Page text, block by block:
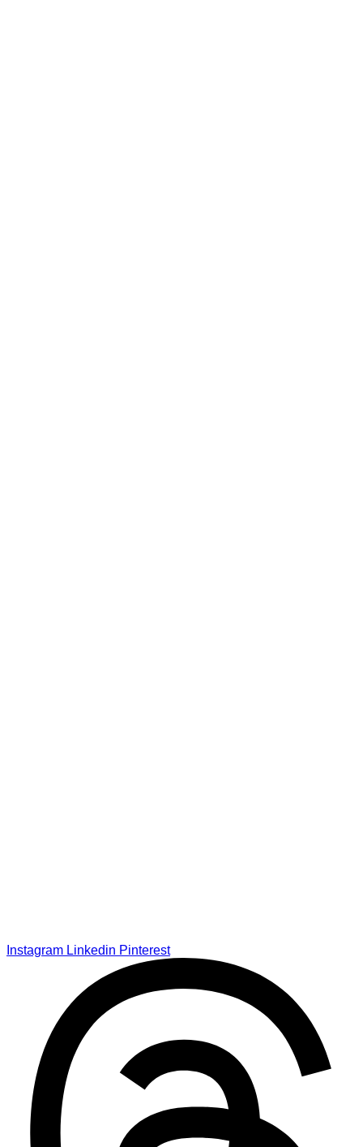
Instagram Linkedin Pinterest